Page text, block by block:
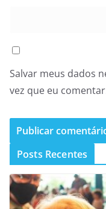
Salvar meus dados
vez que eu
Posts Recentes